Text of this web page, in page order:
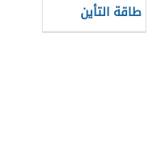
طاقة التأين